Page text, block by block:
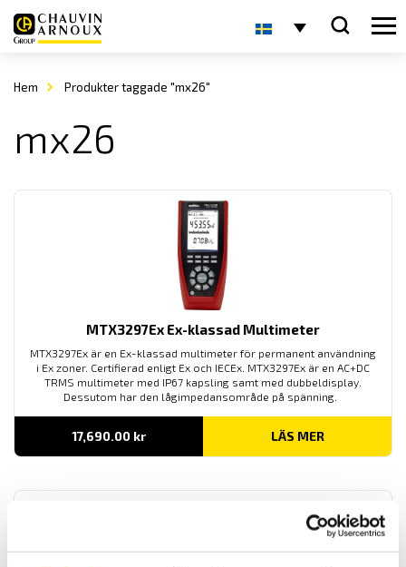
Hem Produkter taggade "mx26"
mx26
MTX3297Ex Ex-klassad Multimeter
MTX3297Ex är en Ex-klassad multimeter för permanent användning
i Ex zoner. Certifierad enligt Ex och IECEx. MTX3297Ex är en AC+DC
TRMS multimeter med IP67 kapsling samt med dubbeldisplay.
Dessutom har den lågimpedansområde på spänning.
17,690.00 kr LÄS MER